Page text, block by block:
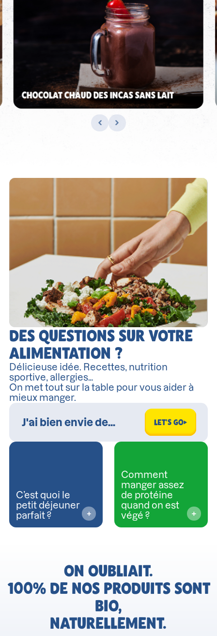
CHOCOLAT CHAUD DES INCAS SANS LAIT
DES QUESTIONS SUR VOTRE
ALIMENTATION ?
Délicieuse idée. Recettes, nutrition
sportive, allergies…
On met tout sur la table pour vous aider à
mieux manger.
LET'S GO
C’est quoi le
petit déjeuner
parfait ?
Comment
manger assez
de protéine
quand on est
végé ?
ON OUBLIAIT.
100% DE NOS PRODUITS SONT
BIO,
NATURELLEMENT.